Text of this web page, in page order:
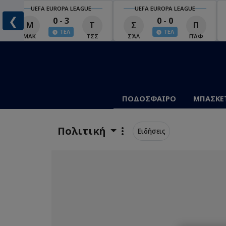
❮
UEFA EUROPA LEAGUE
Μ
ΜΑΚ
0 - 3
ΤΕΛ
Τ
ΤΣΣ
UEFA EUROPA LEAGUE
Σ
ΣΆΛ
0 - 0
ΤΕΛ
Π
ΠΆΦ
ΠΟΔΟΣΦΑΙΡΟ
Πολιτική Ειδήσεις